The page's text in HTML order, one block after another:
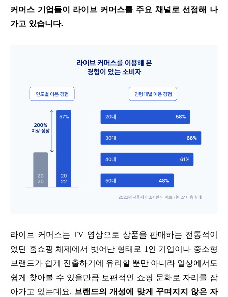
커머스 기업들이 라이브 커머스를 주요 채널로 선점해 나
가고 있습니다.
라이브 커머스는 TV 영상으로 상품을 판매하는 전통적이
었던 홈쇼핑 체제에서 벗어난 형태로 1인 기업이나 중소형
브랜드가 쉽게 진출하기에 유리할 뿐만 아니라 일상에서도
쉽게 찾아볼 수 있을만큼 보편적인 쇼핑 문화로 자리를 잡
아가고 있는데요. 브랜드의 개성에 맞게 꾸며지지 않은 자